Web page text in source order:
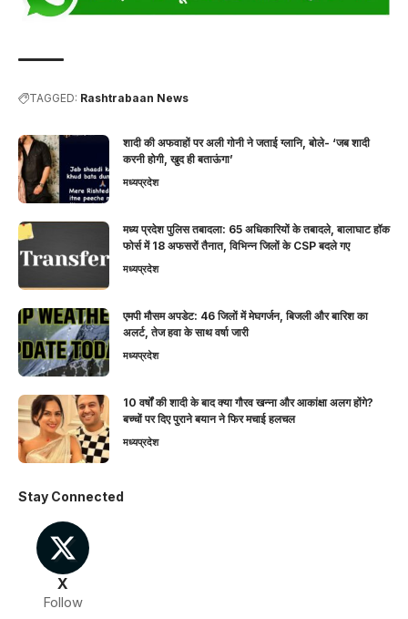
TAGGED: Rashtrabaan News
शादी की अफवाहों पर अली गोनी ने जताई ग्लानि, बोले- ‘जब शादी
करनी होगी, खुद ही बताऊंगा’
मध्यप्रदेश
मध्य प्रदेश पुलिस तबादला: 65 अधिकारियों के तबादले, बालाघाट हॉक
फोर्स में 18 अफसरों तैनात, विभिन्न जिलों के CSP बदले गए
मध्यप्रदेश
एमपी मौसम अपडेट: 46 जिलों में मेघगर्जन, बिजली और बारिश का
अलर्ट, तेज हवा के साथ वर्षा जारी
मध्यप्रदेश
10 वर्षों की शादी के बाद क्या गौरव खन्ना और आकांक्षा अलग होंगे?
बच्चों पर दिए पुराने बयान ने फिर मचाई हलचल
मध्यप्रदेश
Stay Connected
X
Follow